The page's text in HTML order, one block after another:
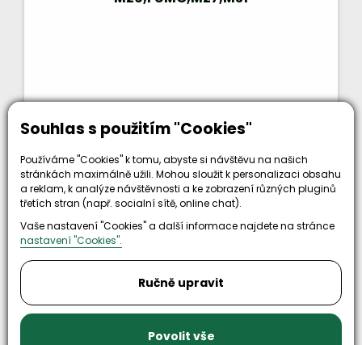
Souhlas s použitím "Cookies"
Používáme "Cookies" k tomu, abyste si návštěvu na našich
stránkách maximálně užili. Mohou sloužit k personalizaci obsahu
a reklam, k analýze návštěvnosti a ke zobrazení různých pluginů
třetích stran (např. socialní sítě, online chat).
Vaše nastavení "Cookies" a další informace najdete na stránce
nastavení "Cookies".
Ručně upravit
Povolit vše
125 Kčbez DPH
Kód zboží: 4013142
Nahoru
Načíst Dalších 16